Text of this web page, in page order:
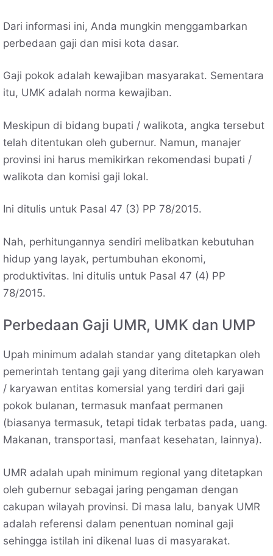
Dari informasi ini, Anda mungkin menggambarkan
perbedaan gaji dan misi kota dasar.
Gaji pokok adalah kewajiban masyarakat. Sementara
itu, UMK adalah norma kewajiban.
Meskipun di bidang bupati / walikota, angka tersebut
telah ditentukan oleh gubernur. Namun, manajer
provinsi ini harus memikirkan rekomendasi bupati /
walikota dan komisi gaji lokal.
Ini ditulis untuk Pasal 47 (3) PP 78/2015.
Nah, perhitungannya sendiri melibatkan kebutuhan
hidup yang layak, pertumbuhan ekonomi,
produktivitas. Ini ditulis untuk Pasal 47 (4) PP
78/2015.
Perbedaan Gaji UMR, UMK dan UMP
Upah minimum adalah standar yang ditetapkan oleh
pemerintah tentang gaji yang diterima oleh karyawan
/ karyawan entitas komersial yang terdiri dari gaji
pokok bulanan, termasuk manfaat permanen
(biasanya termasuk, tetapi tidak terbatas pada, uang.
Makanan, transportasi, manfaat kesehatan, lainnya).
UMR adalah upah minimum regional yang ditetapkan
oleh gubernur sebagai jaring pengaman dengan
cakupan wilayah provinsi. Di masa lalu, banyak UMR
adalah referensi dalam penentuan nominal gaji
sehingga istilah ini dikenal luas di masyarakat.